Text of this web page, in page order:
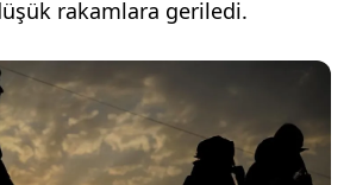
rakamlara geriledi.